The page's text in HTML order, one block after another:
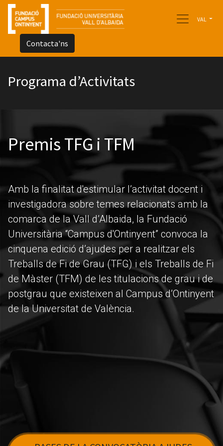
VAL
Contacta'ns
Programa d’Activitats
Premis TFG i TFM
Amb la finalitat d'estimular l’activitat docent i
investigadora sobre temes relacionats amb la
comarca de la Vall d’Albaida, la Fundació
Universitària “Campus d'Ontinyent” convoca la
cinquena edició d’ajudes per a realitzar els
Treballs de Fi de Grau (TFG) i els Treballs de Fi
de Màster (TFM) de les titulacions de grau i de
postgrau que existeixen al Campus d’Ontinyent
de la Universitat de València.